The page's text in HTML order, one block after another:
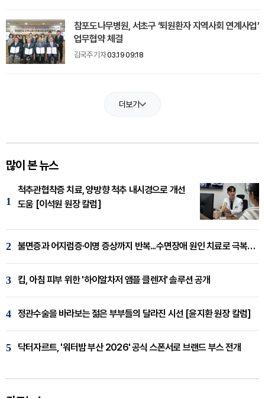
참포도나무병원, 서초구 ‘퇴원환자 지역사회 연계사업’
업무협약 체결
김국주 기자03.19 09:18
더보기
많이 본 뉴스
1
척추관협착증 치료, 양방향 척추 내시경으로 개선
도움 [이석원 원장 칼럼]
2 불면증과 어지럼증·이명 증상까지 반복...수면장애 원인 치료로 극복해야
3 킵, 아침 피부 위한 '하이알차저 앰플 클렌저' 솔루션 공개
4 정관수술을 바라보는 젊은 부부들의 달라진 시선 [윤지환 원장 칼럼]
5 닥터자르트, '워터밤 부산 2026' 공식 스폰서로 브랜드 부스 전개